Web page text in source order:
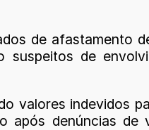
de afastamento
suspeitos de
valores indevidos
após denúncias